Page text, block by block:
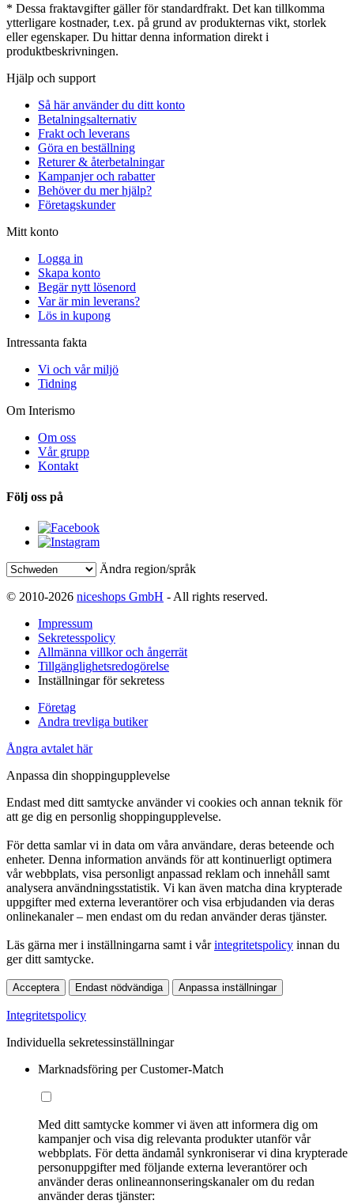
* Dessa fraktavgifter gäller för standardfrakt. Det kan tillkomma
ytterligare kostnader, t.ex. på grund av produkternas vikt, storlek
eller egenskaper. Du hittar denna information direkt i
produktbeskrivningen.
Hjälp och support
Så här använder du ditt konto
Betalningsalternativ
Frakt och leverans
Göra en beställning
Returer & återbetalningar
Kampanjer och rabatter
Behöver du mer hjälp?
Företagskunder
Mitt konto
Logga in
Skapa konto
Begär nytt lösenord
Var är min leverans?
Lös in kupong
Intressanta fakta
Vi och vår miljö
Tidning
Om Interismo
Om oss
Vår grupp
Kontakt
Följ oss på
Ändra region/språk
© 2010-2026 niceshops GmbH - All rights reserved.
Impressum
Sekretesspolicy
Allmänna villkor och ångerrät
Tillgänglighetsredogörelse
Inställningar för sekretess
Företag
Andra trevliga butiker
Ångra avtalet här
Anpassa din shoppingupplevelse
Endast med ditt samtycke använder vi cookies och annan teknik för
att ge dig en personlig shoppingupplevelse.
För detta samlar vi in data om våra användare, deras beteende och
enheter. Denna information används för att kontinuerligt optimera
vår webbplats, visa personligt anpassad reklam och innehåll samt
analysera användningsstatistik. Vi kan även matcha dina krypterade
uppgifter med externa leverantörer och visa erbjudanden via deras
onlinekanaler – men endast om du redan använder deras tjänster.
Läs gärna mer i inställningarna samt i vårintegritetspolicy innan du
ger ditt samtycke.
Acceptera Endast nödvändiga Anpassa inställningar
Integritetspolicy
Individuella sekretessinställningar
Marknadsföring per Customer-Match
Med ditt samtycke kommer vi även att informera dig om
kampanjer och visa dig relevanta produkter utanför vår
webbplats. För detta ändamål synkroniserar vi dina krypterade
personuppgifter med följande externa leverantörer och
använder deras onlineannonseringskanaler om du redan
använder deras tjänster: